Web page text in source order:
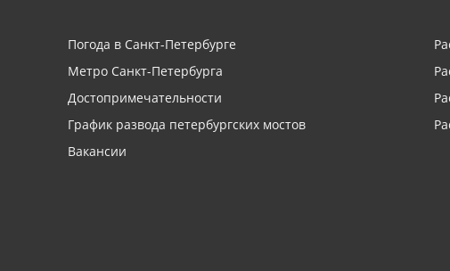
Погода в Санкт-Петербурге
Метро Санкт-Петербурга
Достопримечательности
График развода петербургских мостов
Вакансии